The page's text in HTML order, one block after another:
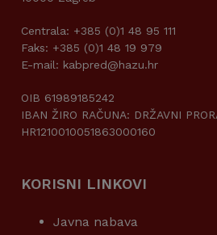
Centrala: +385 (0)1 48 95 111
Faks: +385 (0)1 48 19 979
E-mail: kabpred@hazu.hr
OIB 61989185242
IBAN ŽIRO RAČUNA: DRŽAVNI
HR1210010051863000160
KORISNI LINKOVI
Javna nabava